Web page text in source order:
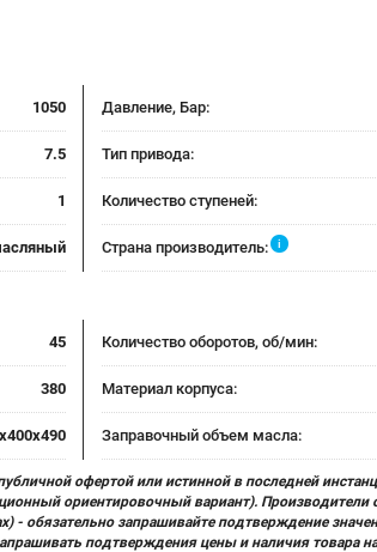
1050 Давление, Бар:
7.5 Тип привода:
1 Количество ступеней:
Страна производитель: i
45 Количество оборотов, об/мин:
380 Материал корпуса:
Заправочный объем масла:
офертой или истинной в последней
ориентировочный вариант). Производители
- обязательно запрашивайте подтверждение
подтверждения цены и наличия товара